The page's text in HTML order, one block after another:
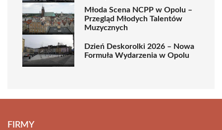
Młoda Scena NCPP w Opolu –
Przegląd Młodych Talentów
Muzycznych
Dzień Deskorolki 2026 – Nowa
Formuła Wydarzenia w Opolu
FIRMY